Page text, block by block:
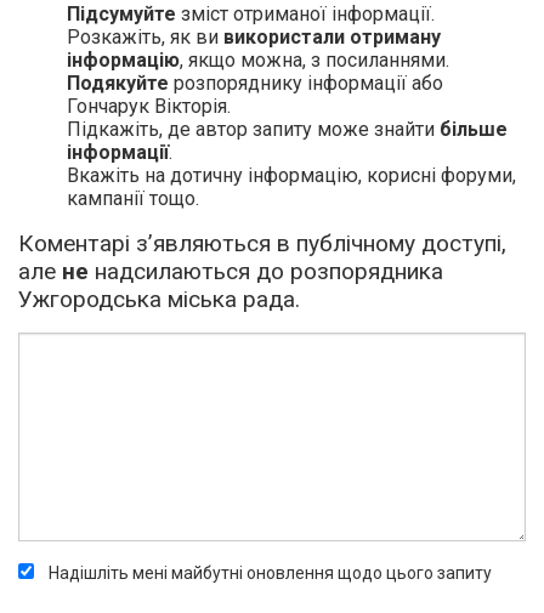
Підсумуйте зміст отриманої інформації.
Розкажіть, як ви використали отриману
інформацію, якщо можна, з посиланнями.
Подякуйте розпоряднику інформації або
Гончарук Вікторія.
Підкажіть, де автор запиту може знайти більше
інформації.
Вкажіть на дотичну інформацію, корисні форуми,
кампанії тощо.
Коментарі з’являються в публічному доступі,
але не надсилаються до розпорядника
Ужгородська міська рада.
Надішліть мені майбутні оновлення щодо цього запиту